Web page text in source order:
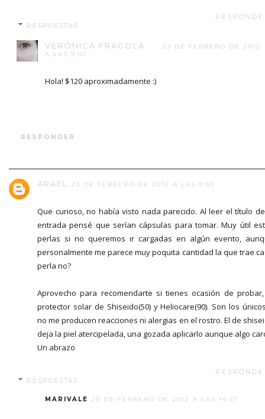
RESPUESTAS
VERÓNICA FRÁGOLA
23 DE FEBRERO DE 2012
A LAS 9:01
Hola! $120 aproximadamente :)
RESPONDER
ARAEL 23 DE FEBRERO DE 2012 A LAS 9:03
Que curioso, no había visto nada parecido. Al leer el título
entrada pensé que serían cápsulas para tomar. Muy útil
perlas si no queremos ir cargadas en algún evento,
personalmente me parece muy poquita cantidad la que trae
perla no?
Aprovecho para recomendarte si tienes ocasión de
protector solar de Shiseido(50) y Heliocare(90). Son los
no me producen reacciones ni alergias en el rostro. El de
deja la piel atercipelada, una gozada aplicarlo aunque algo
Un abrazo
RESPUESTAS
MARIVALE 25 DE FEBRERO DE 2012 A LAS 14:57